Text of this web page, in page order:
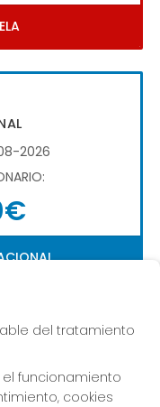
2026
del tratamiento
funcionamiento
cookies